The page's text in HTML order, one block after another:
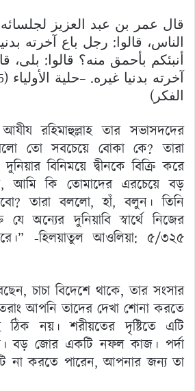
قال عمر بن عبد العزيز
الناس، قالوا: رجل باع آخرته
أنبئكم بأحمق منه؟ قالوا: بلى،
الفكر)
রহিমাহুল্লাহ তার সভাসদদের
তো সবচেয়ে বোকা কে? তারা
বিনিময়ে দ্বীনকে বিক্রি করে
আমি কি তোমাদের এরচেয়ে বড়
তারা বললো, হাঁ, বলুন। তিনি
অন্যের দুনিয়াবি স্বার্থে নিজের
-হিলয়াতুল আওলিয়া: ৫/৩২৫
চাচা বিদেশে থাকে, তার সংসার
আপনি তাদের দেখা শোনা করতে
নয়। শরীয়তের দৃষ্টিতে এটি
বড় জোর একটি নফল কাজ। পর্দা
না করতে পারেন, আপনার জন্য তা